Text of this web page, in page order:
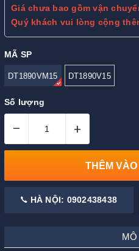
Giá chưa bao gồm vận
Quý khách vui lòng cộng
MÃ SP
DT1890VM15 DT1890V15
Số lượng
– +
THÊM
HÀ NỘI: 0902438438